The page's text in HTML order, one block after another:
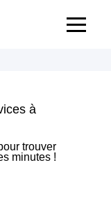
à
trouver
minutes !